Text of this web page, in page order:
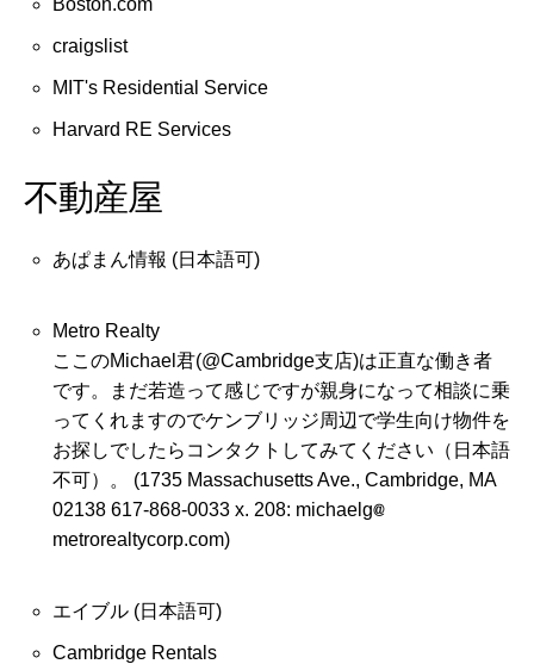
craigslist
MIT's Residential Service
Harvard RE Services
不動産屋
あぱまん情報 (日本語可)
Metro Realty
ここのMichael君(@Cambridge支店)は正直な働き者
です。まだ若造って感じですが親身になって相談に乗
ってくれますのでケンブリッジ周辺で学生向け物件を
お探しでしたらコンタクトしてみてください（日本語
不可）。 (1735 Massachusetts Ave., Cambridge, MA
02138 617-868-0033 x. 208: michaelg
metrorealtycorp.com)
エイブル (日本語可)
Cambridge Rentals